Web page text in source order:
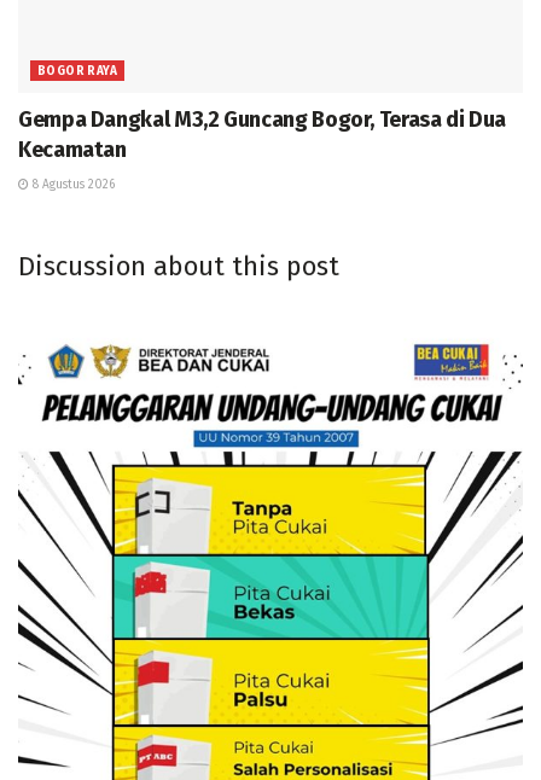
BOGOR RAYA
Gempa Dangkal M3,2 Guncang Bogor, Terasa di Dua
Kecamatan
8 Agustus 2026
Discussion about this post